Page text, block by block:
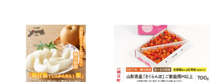
産 農家直送 期間限定 特産品
サイズミックス くらもとフ
ァーム 愛南町 愛媛県